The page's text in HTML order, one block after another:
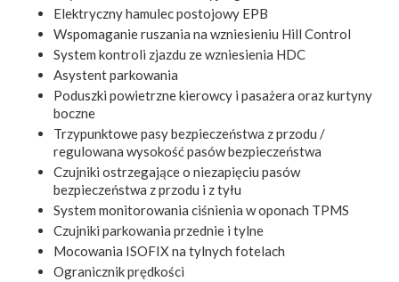
Elektryczny hamulec postojowy EPB
Wspomaganie ruszania na wzniesieniu Hill Control
System kontroli zjazdu ze wzniesienia HDC
Asystent parkowania
Poduszki powietrzne kierowcy i pasażera oraz kurtyny
boczne
Trzypunktowe pasy bezpieczeństwa z przodu /
regulowana wysokość pasów bezpieczeństwa
Czujniki ostrzegające o niezapięciu pasów
bezpieczeństwa z przodu i z tyłu
System monitorowania ciśnienia w oponach TPMS
Czujniki parkowania przednie i tylne
Mocowania ISOFIX na tylnych fotelach
Ogranicznik prędkości